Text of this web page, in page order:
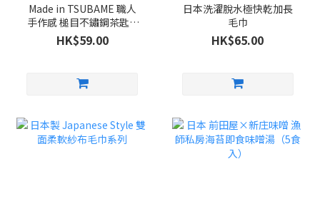
Made in TSUBAME 職人
手作感 槌目不鏽鋼茶匙 5
件組
HK$59.00
日本洗濯脫水極快乾加長
毛巾
HK$65.00